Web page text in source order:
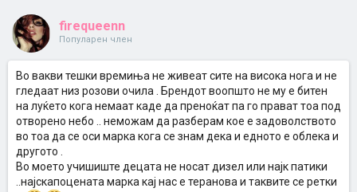
firequeenn
Популарен член
Во вакви тешки времиња не живеат сите на висока нога и не
гледаат низ розови очила . Брендот воопшто не му е битен
на луќето кога немаат каде да преноќат па го прават тоа под
отворено небо .. неможам да разберам кое е задоволството
во тоа да се оси марка кога се знам дека и едното е облека и
другото .
Во моето учишиште децата не носат дизел или најк патики
..најскапоцената марка кај нас е теранова и таквите се ретки